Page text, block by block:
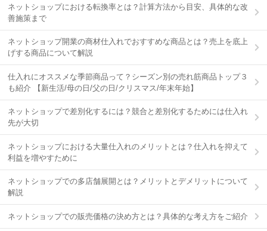
ネットショップにおける転換率とは？計算方法から目安、具体的な改
善施策まで
ネットショップ開業の商材仕入れでおすすめな商品とは？売上を底上
げする商品について解説
仕入れにオススメな季節商品って？シーズン別の売れ筋商品トップ３
も紹介 【新生活/母の日/父の日/クリスマス/年末年始】
ネットショップで差別化するには？競合と差別化するためには仕入れ
先が大切
ネットショップにおける大量仕入れのメリットとは？仕入れを抑えて
利益を増やすために
ネットショップでの多店舗展開とは？メリットとデメリットについて
解説
ネットショップでの販売価格の決め方とは？具体的な考え方をご紹介